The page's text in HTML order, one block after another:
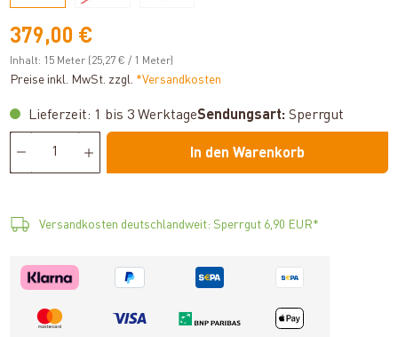
379,00 €
Inhalt: 15 Meter (25,27 € / 1 Meter)
Preise inkl. MwSt. zzgl. *Versandkosten
Lieferzeit: 1 bis 3 WerktageSendungsart: Sperrgut
In den Warenkorb
Versandkosten deutschlandweit: Sperrgut 6,90 EUR*